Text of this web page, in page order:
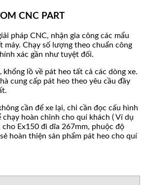
CNC PART
pháp CNC, nhận gia công các mẩu
máy. Chạy số lượng theo chuẩn công
xác gần như tuyệt đối.
khổng lồ về pát heo tất cả các dòng xe.
cung cấp pát heo theo yêu cầu đầy
cần để xe lại, chỉ cần đọc cấu hình
hoàn chỉnh cho quí khách ( Ví dụ
cho Ex150 đi dĩa 267mm, phuộc độ
hoàn thiện sản phẩm pát heo cho quí